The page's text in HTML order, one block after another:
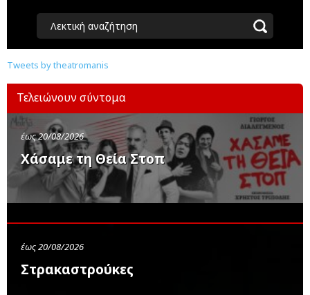
Λεκτική αναζήτηση
Tweets by theatromanis
Τελειώνουν σύντομα
έως 20/08/2026
Χάσαμε τη Θεία Στοπ
έως 20/08/2026
Στρακαστρούκες